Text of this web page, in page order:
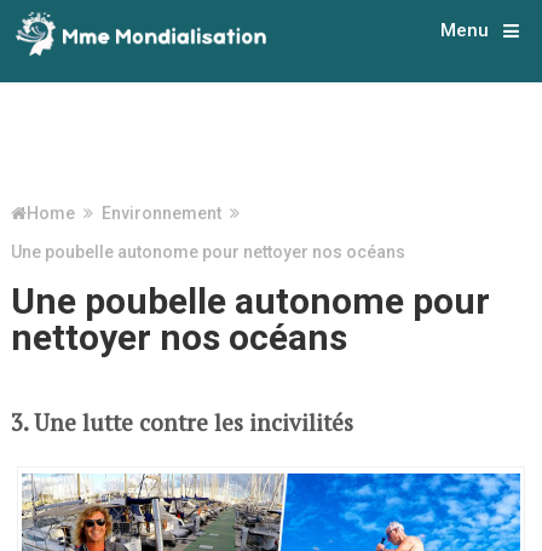
Menu
Home
Environnement
Une poubelle autonome pour nettoyer nos océans
Une poubelle autonome pour
nettoyer nos océans
3. Une lutte contre les incivilités